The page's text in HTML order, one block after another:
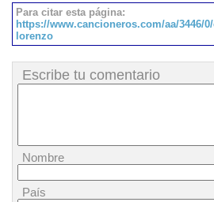
Para citar esta página:
https://www.cancioneros.com/aa/3446/
lorenzo
Escribe tu comentario
Nombre
País